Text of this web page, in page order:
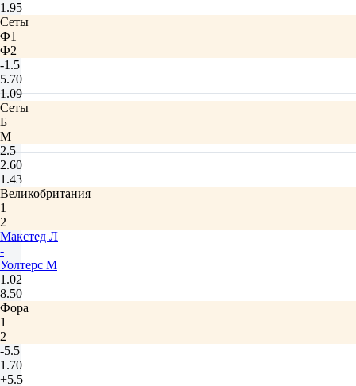
1.95
Сеты
Ф1
Ф2
-1.5
5.70
1.09
Сеты
Б
М
2.5
2.60
1.43
Великобритания
1
2
Макстед Л
-
Уолтерс М
1.02
8.50
Фора
1
2
-5.5
1.70
+5.5